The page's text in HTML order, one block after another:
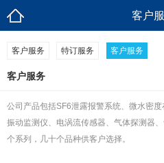
客户
客户服务 特订服务 客户服务
客户服务
公司产品包括SF6泄露报警系统、微水密度
振动监测仪、电涡流传感器、气体探测器
个系列，几十个品种供客户选择。